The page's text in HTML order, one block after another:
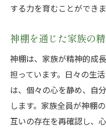
する力を育むことができま
神棚を通じた家族の
神棚は、家族が精神的成
担っています。日々の生
は、個々の心を静め、自
します。家族全員が神棚
互いの存在を再確認し、